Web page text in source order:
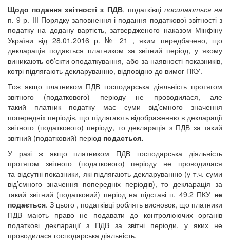
Щодо подання звітності з ПДВ, податківці посилаються на
п. 9 р. ІІІ Порядку заповнення і подання податкової звітності з
податку на додану вартість, затвердженого наказом Мінфіну
України від 28.01.2016 р. № 21 , яким передбачено, що
декларація подається платником за звітний період, у якому
виникають об’єкти оподаткування, або за наявності показників,
котрі підлягають декларуванню, відповідно до вимог ПКУ.
Тож якщо платником ПДВ господарська діяльність протягом
звітного (податкового) періоду не проводилася, але
такий платник податку має суми від’ємного значення
попередніх періодів, що підлягають відображенню в декларації
звітного (податкового) періоду, то декларація з ПДВ за такий
звітний (податковий) період подається.
У разі ж якщо платником ПДВ господарська діяльність
протягом звітного (податкового) періоду не проводилася
та відсутні показники, які підлягають декларуванню (у т.ч. суми
від’ємного значення попередніх періодів), то декларація за
такий звітний (податковий) період на підставі п. 49.2 ПКУ не
подається. З цього , податківці роблять висновок, що платники
ПДВ мають право не подавати до контролюючих органів
податкові декларації з ПДВ за звітні періоди, у яких не
проводилася господарська діяльність.